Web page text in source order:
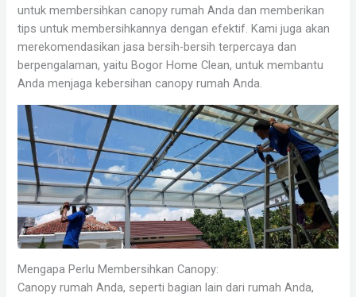
untuk membersihkan canopy rumah Anda dan memberikan
tips untuk membersihkannya dengan efektif. Kami juga akan
merekomendasikan jasa bersih-bersih terpercaya dan
berpengalaman, yaitu Bogor Home Clean, untuk membantu
Anda menjaga kebersihan canopy rumah Anda.
Mengapa Perlu Membersihkan Canopy:
Canopy rumah Anda, seperti bagian lain dari rumah Anda,